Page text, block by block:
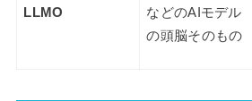
LLMO
などのAIモデル
の頭脳そのもの